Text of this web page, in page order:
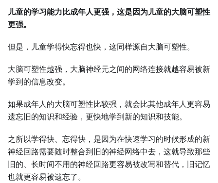
儿童的学习能力比成年人更强，这是因为儿童的大脑可塑性
更强。
但是，儿童学得快忘得也快，这同样源自大脑可塑性。
大脑可塑性越强，大脑神经元之间的网络连接就越容易被新
学到的信息改变。
如果成年人的大脑可塑性比较强，就会比其他成年人更容易
遗忘旧的知识和经验，更快地学到新的知识和技能。
之所以学得快、忘得快，是因为在快速学习的时候形成的新
神经回路需要随时整合到旧的神经网络中去，这就导致那些
旧的、长时间不用的神经回路更容易被改写和替代，旧记忆
也就更容易被遗忘了。